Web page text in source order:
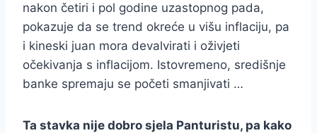
nakon četiri i pol godine uzastopnog pada,
pokazuje da se trend okreće u višu inflaciju, pa
i kineski juan mora devalvirati i oživjeti
očekivanja s inflacijom. Istovremeno, središnje
banke spremaju se početi smanjivati …
Ta stavka nije dobro sjela Panturistu, pa kako